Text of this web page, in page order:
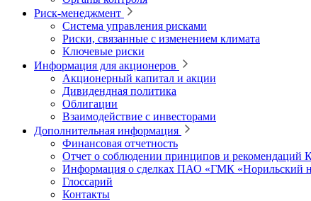
Риск-менеджмент
Система управления рисками
Риски, связанные с изменением климата
Ключевые риски
Информация для акционеров
Акционерный капитал и акции
Дивидендная политика
Облигации
Взаимодействие с инвесторами
Дополнительная информация
Финансовая отчетность
Отчет о соблюдении принципов и рекомендаций
Информация о сделках ПАО «ГМК «Норильский
Глоссарий
Контакты